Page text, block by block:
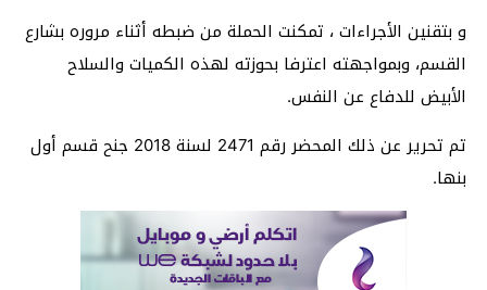
و بتقنين الأجراءات ، تمكنت الحملة من ضبطه أثناء مروره بشارع
القسم، وبمواجهته اعترفا بحوزته لهذه الكميات والسلاح
الأبيض للدفاع عن النفس.
تم تحرير عن ذلك المحضر رقم 2471 لسنة 2018 جنح قسم أول
بنها.